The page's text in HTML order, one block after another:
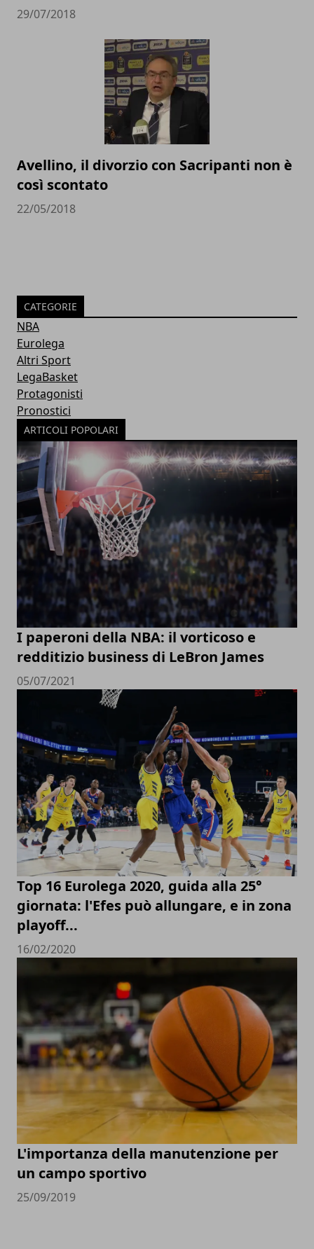
29/07/2018
Avellino, il divorzio con Sacripanti non è
così scontato
22/05/2018
CATEGORIE
NBA
Eurolega
Altri Sport
LegaBasket
Protagonisti
Pronostici
ARTICOLI POPOLARI
I paperoni della NBA: il vorticoso e
redditizio business di LeBron James
05/07/2021
Top 16 Eurolega 2020, guida alla 25°
giornata: l'Efes può allungare, e in zona
playoff...
16/02/2020
L'importanza della manutenzione per
un campo sportivo
25/09/2019